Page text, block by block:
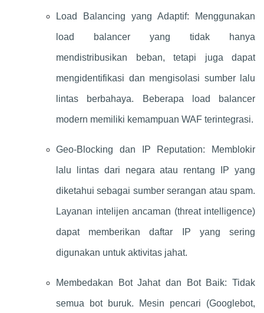
Load Balancing yang Adaptif: Menggunakan
load balancer yang tidak hanya
mendistribusikan beban, tetapi juga dapat
mengidentifikasi dan mengisolasi sumber lalu
lintas berbahaya. Beberapa load balancer
modern memiliki kemampuan WAF terintegrasi.
Geo-Blocking dan IP Reputation: Memblokir
lalu lintas dari negara atau rentang IP yang
diketahui sebagai sumber serangan atau spam.
Layanan intelijen ancaman (threat intelligence)
dapat memberikan daftar IP yang sering
digunakan untuk aktivitas jahat.
Membedakan Bot Jahat dan Bot Baik: Tidak
semua bot buruk. Mesin pencari (Googlebot,